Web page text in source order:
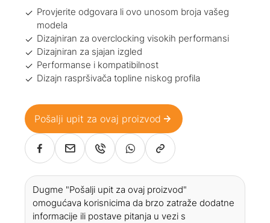
Provjerite odgovara li ovo unosom broja vašeg
modela
Dizajniran za overclocking visokih performansi
Dizajniran za sjajan izgled
Performanse i kompatibilnost
Dizajn raspršivača topline niskog profila
Pošalji upit za ovaj proizvod
Dugme "Pošalji upit za ovaj proizvod"
omogućava korisnicima da brzo zatraže dodatne
informacije ili postave pitanja u vezi s